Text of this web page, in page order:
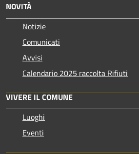
NOVITÀ
Notizie
Comunicati
Avvisi
Calendario 2025 raccolta Rifiuti
VIVERE IL COMUNE
Luoghi
Eventi